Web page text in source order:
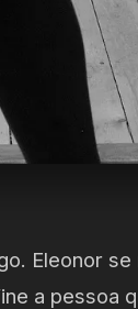
Eleonor
a pessoa